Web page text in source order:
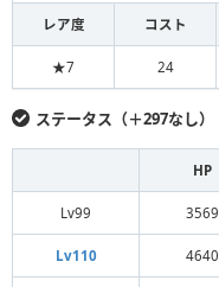
レア度 コスト
★7 24
ステータス（＋297なし）
HP
Lv99 3569
Lv110 4640